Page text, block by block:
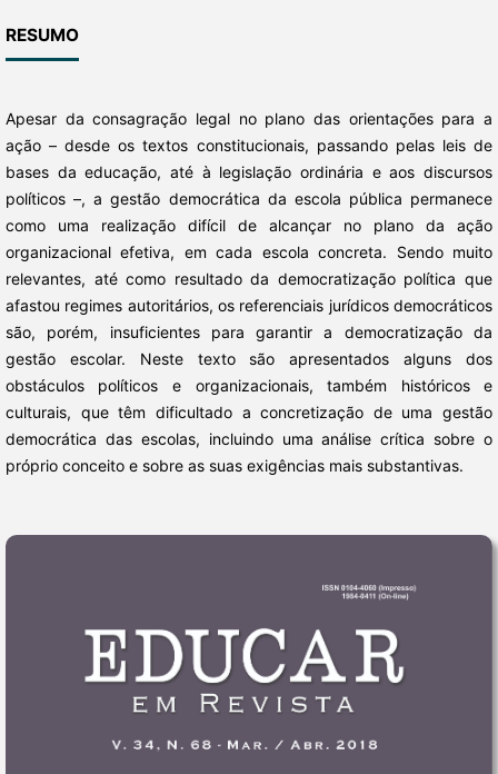
RESUMO
Apesar da consagração legal no plano das orientações para a
ação – desde os textos constitucionais, passando pelas leis de
bases da educação, até à legislação ordinária e aos discursos
políticos –, a gestão democrática da escola pública permanece
como uma realização difícil de alcançar no plano da ação
organizacional efetiva, em cada escola concreta. Sendo muito
relevantes, até como resultado da democratização política que
afastou regimes autoritários, os referenciais jurídicos democráticos
são, porém, insuficientes para garantir a democratização da
gestão escolar. Neste texto são apresentados alguns dos
obstáculos políticos e organizacionais, também históricos e
culturais, que têm dificultado a concretização de uma gestão
democrática das escolas, incluindo uma análise crítica sobre o
próprio conceito e sobre as suas exigências mais substantivas.